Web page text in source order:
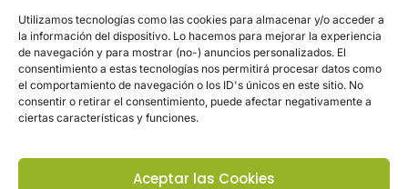
Utilizamos tecnologías como las cookies para almacenar y/o acceder a
la información del dispositivo. Lo hacemos para mejorar la experiencia
de navegación y para mostrar (no-) anuncios personalizados. El
consentimiento a estas tecnologías nos permitirá procesar datos como
el comportamiento de navegación o los ID's únicos en este sitio. No
consentir o retirar el consentimiento, puede afectar negativamente a
ciertas características y funciones.
Aceptar las Cookies